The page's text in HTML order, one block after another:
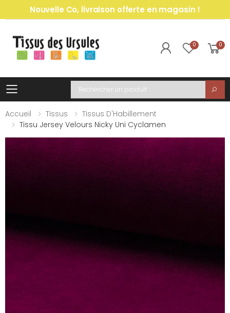
Nouvelle Co, livraison offerte en magasin !
0 0
Toggle mobile menu
Recherche
Accueil
Tissus
Tissus D'Habillement
Tissu Jersey Velours Nicky Uni Cyclamen